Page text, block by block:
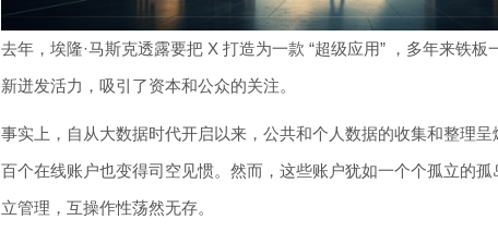
去年，埃隆·马斯克透露要把 X 打造为一款 “超级应用” ，多年来铁板
新迸发活力，吸引了资本和公众的关注。
事实上，自从大数据时代开启以来，公共和个人数据的收集和整理
百个在线账户也变得司空见惯。然而，这些账户犹如一个个孤立的
立管理，互操作性荡然无存。